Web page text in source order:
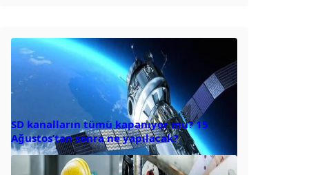
SD kanalların tümü kapanıyor mu? 15
Ağustos’tan sonra ne yapılacak?